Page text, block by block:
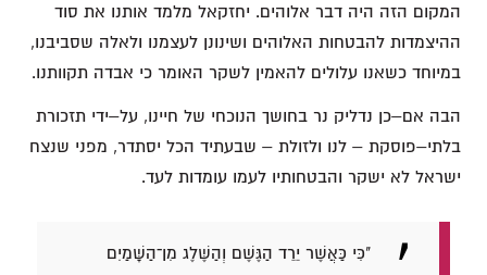
המקום הזה היה דבר אלוהים. יחזקאל מלמד אותנו את סוד
ההיצמדות להבטחות האלוהים ושינונן לעצמנו ולאלה שסביבנו,
במיוחד כשאנו עלולים להאמין לשקר האומר כי אבדה תקוותנו.
הבה אם–כן נדליק נר בחושך הנוכחי של חיינו, על–ידי תזכורת
בלתי–פוסקת – לנו ולזולת – שבעתיד הכל יסתדר, מפני שנצח
ישראל לא ישקר והבטחותיו לעמו עומדות לעד.
"כִּי כַּאֲשֶׁר יֵרֵד הַגֶּשֶׁם וְהַשֶּׁלֶג מִן־הַשָּׁמַיִם